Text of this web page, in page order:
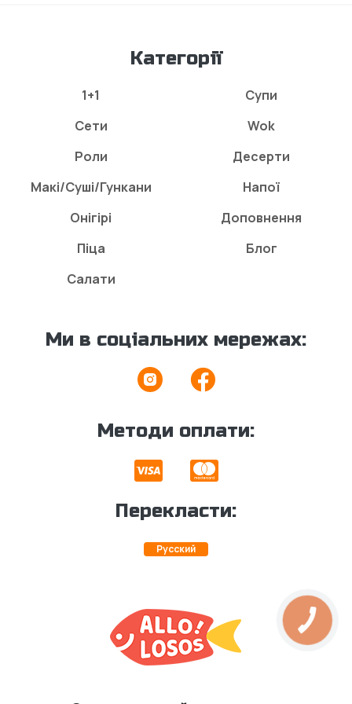
Категорії
1+1
Сети
Роли
Макі/Суші/Гункани
Онігірі
Піца
Салати
Супи
Wok
Десерти
Напої
Доповнення
Блог
Ми в соціальних мережах:
Методи оплати:
Перекласти:
Русский
КНОПКА
ЗВ'ЯЗКУ